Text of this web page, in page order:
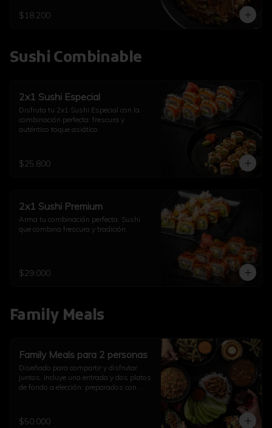
$18.200
Sushi Combinable
2x1 Sushi Especial
Disfruta tu 2x1 Sushi Especial con la
combinación perfecta: frescura y
auténtico toque asiático.
$25.800
2x1 Sushi Premium
Arma tu combinación perfecta. Sushi
que combina frescura y tradición.
$29.000
Family Meals
Family Meals para 2 personas
Diseñado para compartir y disfrutar
juntos. Incluye una entrada y dos platos
de fondo a elección, preparados con
referencial)
$50.000